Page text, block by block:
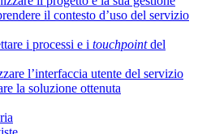
il contesto d’uso del servizio
i processi e i touchpointdel
l’interfaccia utente del servizio
la soluzione ottenuta